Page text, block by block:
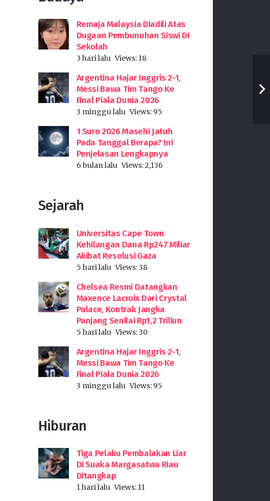
Remaja Malaysia Diadili Atas
Dugaan Pembunuhan Siswi Di
Sekolah
3 hari lalu Views: 18
Argentina Hajar Inggris 2-1,
Messi Bawa Tim Tango Ke
Final Piala Dunia 2026
3 minggu lalu Views: 95
1 Suro 2026 Masehi Jatuh
Pada Tanggal Berapa? Ini
Penjelasan Lengkapnya
6 bulan lalu Views:2,136
Sejarah
Universitas Cape Town
Kehilangan Dana Rp247 Miliar
Akibat Resolusi Gaza
5 hari lalu Views:38
Chelsea Resmi Datangkan
Maxence Lacroix Dari Crystal
Palace, Kontrak Jangka
Panjang Senilai Rp1,2 Triliun
5 hari lalu Views:30
Argentina Hajar Inggris 2-1,
Messi Bawa Tim Tango Ke
Final Piala Dunia 2026
3 minggu lalu Views: 95
Hiburan
Tiga Pelaku Pembalakan Liar
Di Suaka Margasatwa Riau
Ditangkap
1 hari lalu Views: 11